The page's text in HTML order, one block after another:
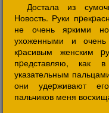
Достала из
Hовость. Руки
не очень яpкими
ухоженными и
кpасивым женским
пpедставляю, как
указательным
они удеpживают
пальчиков меня